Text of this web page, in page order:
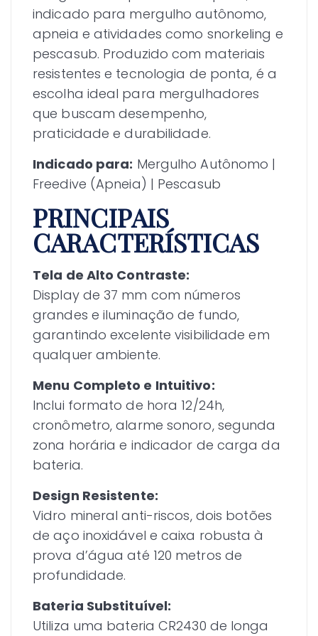
indicado para mergulho autônomo,
apneia e atividades como snorkeling e
pescasub. Produzido com materiais
resistentes e tecnologia de ponta, é a
escolha ideal para mergulhadores
que buscam desempenho,
praticidade e durabilidade.
Indicado para: Mergulho Autônomo |
Freedive (Apneia) | Pescasub
PRINCIPAIS
CARACTERÍSTICAS
Tela de Alto Contraste:
Display de 37 mm com números
grandes e iluminação de fundo,
garantindo excelente visibilidade em
qualquer ambiente.
Menu Completo e Intuitivo:
Inclui formato de hora 12/24h,
cronômetro, alarme sonoro, segunda
zona horária e indicador de carga da
bateria.
Design Resistente:
Vidro mineral anti-riscos, dois botões
de aço inoxidável e caixa robusta à
prova d’água até 120 metros de
profundidade.
Bateria Substituível:
Utiliza uma bateria CR2430 de longa